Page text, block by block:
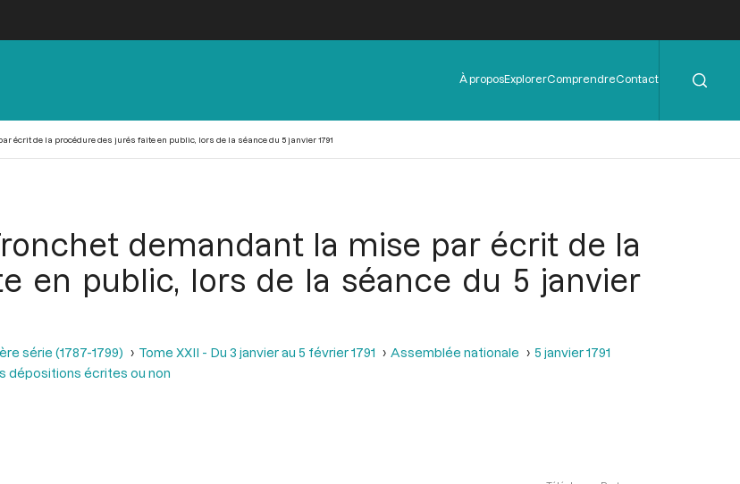
Menu
de
À proposExplorerComprendreContact
écrit de la procédure des jurés faite en public, lors de la séance du 5 janvier 1791
demandant la mise par écrit de la
en public, lors de la séance du 5 janvier
série (1787-1799) Tome XXII - Du 3 janvier au 5 février 1791 Assemblée nationale
5 janvier 1791
dépositions écrites ou non